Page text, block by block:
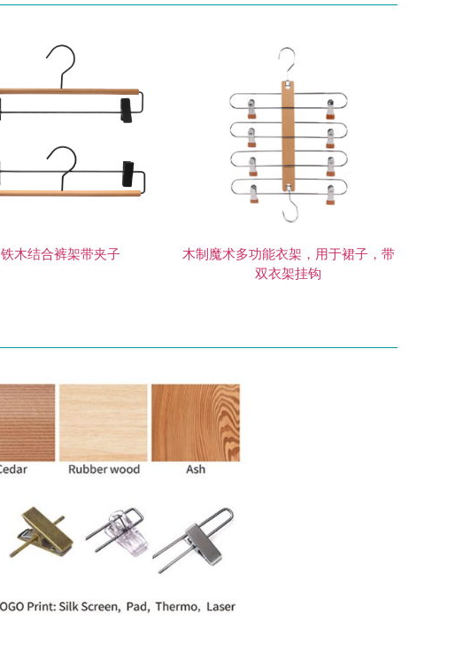
铁木结合裤架带夹子
木制魔术多功能衣架，用于裙子，带
双衣架挂钩